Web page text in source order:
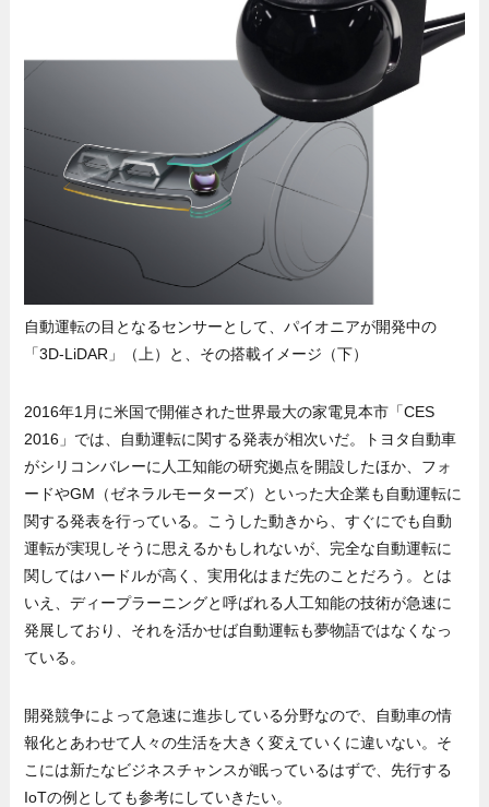
自動運転の目となるセンサーとして、パイオニアが開発中の
「3D-LiDAR」（上）と、その搭載イメージ（下）
2016年1月に米国で開催された世界最大の家電見本市「CES
2016」では、自動運転に関する発表が相次いだ。トヨタ自動車
がシリコンバレーに人工知能の研究拠点を開設したほか、フォ
ードやGM（ゼネラルモーターズ）といった大企業も自動運転に
関する発表を行っている。こうした動きから、すぐにでも自動
運転が実現しそうに思えるかもしれないが、完全な自動運転に
関してはハードルが高く、実用化はまだ先のことだろう。とは
いえ、ディープラーニングと呼ばれる人工知能の技術が急速に
発展しており、それを活かせば自動運転も夢物語ではなくなっ
ている。
開発競争によって急速に進歩している分野なので、自動車の情
報化とあわせて人々の生活を大きく変えていくに違いない。そ
こには新たなビジネスチャンスが眠っているはずで、先行する
IoTの例としても参考にしていきたい。